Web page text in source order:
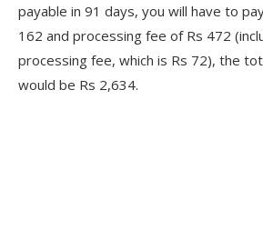
payable in 91 days, you will have to
162 and processing fee of Rs 472
processing fee, which is Rs 72), the
would be Rs 2,634.